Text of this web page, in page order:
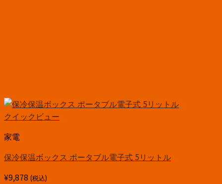
クイックビュー
家電
保冷保温ボックス ポータブル電子式 5リットル
¥9,878 (税込)